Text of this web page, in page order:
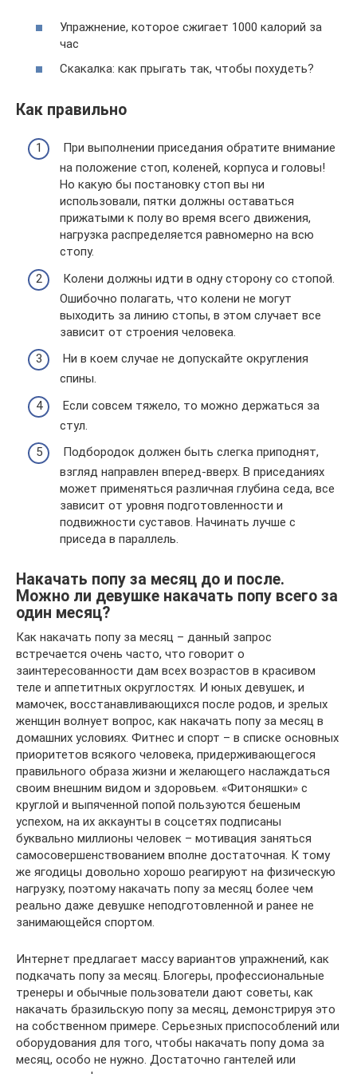
Упражнение, которое сжигает 1000 калорий за
час
Скакалка: как прыгать так, чтобы похудеть?
Как правильно
При выполнении приседания обратите внимание
на положение стоп, коленей, корпуса и головы!
Но какую бы постановку стоп вы ни
использовали, пятки должны оставаться
прижатыми к полу во время всего движения,
нагрузка распределяется равномерно на всю
стопу.
Колени должны идти в одну сторону со стопой.
Ошибочно полагать, что колени не могут
выходить за линию стопы, в этом случает все
зависит от строения человека.
Ни в коем случае не допускайте округления
спины.
Если совсем тяжело, то можно держаться за
стул.
Подбородок должен быть слегка приподнят,
взгляд направлен вперед-вверх. В приседаниях
может применяться различная глубина седа, все
зависит от уровня подготовленности и
подвижности суставов. Начинать лучше с
приседа в параллель.
Накачать попу за месяц до и после.
Можно ли девушке накачать попу всего за
один месяц?
Как накачать попу за месяц – данный запрос
встречается очень часто, что говорит о
заинтересованности дам всех возрастов в красивом
теле и аппетитных округлостях. И юных девушек, и
мамочек, восстанавливающихся после родов, и зрелых
женщин волнует вопрос, как накачать попу за месяц в
домашних условиях. Фитнес и спорт – в списке основных
приоритетов всякого человека, придерживающегося
правильного образа жизни и желающего наслаждаться
своим внешним видом и здоровьем. «Фитоняшки» с
круглой и выпяченной попой пользуются бешеным
успехом, на их аккаунты в соцсетях подписаны
буквально миллионы человек – мотивация заняться
самосовершенствованием вполне достаточная. К тому
же ягодицы довольно хорошо реагируют на физическую
нагрузку, поэтому накачать попу за месяц более чем
реально даже девушке неподготовленной и ранее не
занимающейся спортом.
Интернет предлагает массу вариантов упражнений, как
подкачать попу за месяц. Блогеры, профессиональные
тренеры и обычные пользователи дают советы, как
накачать бразильскую попу за месяц, демонстрируя это
на собственном примере. Серьезных приспособлений или
оборудования для того, чтобы накачать попу дома за
месяц, особо не нужно. Достаточно гантелей или